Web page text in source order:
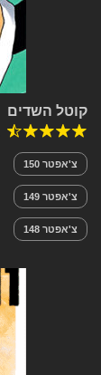
קוטל השדים
צ'אפטר 150
צ'אפטר 149
צ'אפטר 148